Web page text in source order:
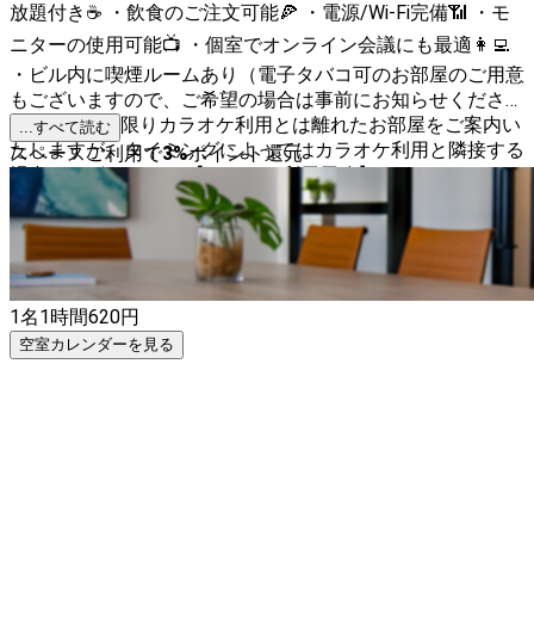
放題付き☕️ ・飲食のご注文可能🍕 ・電源/Wi-Fi完備📶 ・モ
ニターの使用可能📺 ・個室でオンライン会議にも最適👩‍💻
・ビル内に喫煙ルームあり（電子タバコ可のお部屋のご用意
もございますので、ご希望の場合は事前にお知らせくださ
い） ※可能な限りカラオケ利用とは離れたお部屋をご案内い
たしますが、タイミングによってはカラオケ利用と隣接する
場合がございます。 【よくある利用用途】 ・リモートワー
ク／web会議／オンラインレッスン／自主学習／会議・商談
／セミナー・研修／オフサイトミーティング／面接・試験／
作業場所／勉強会／コワーキング／テレワーク
...すべて読む
スペースご利用で3%ポイント還元
1名1時間620円
空室カレンダーを見る